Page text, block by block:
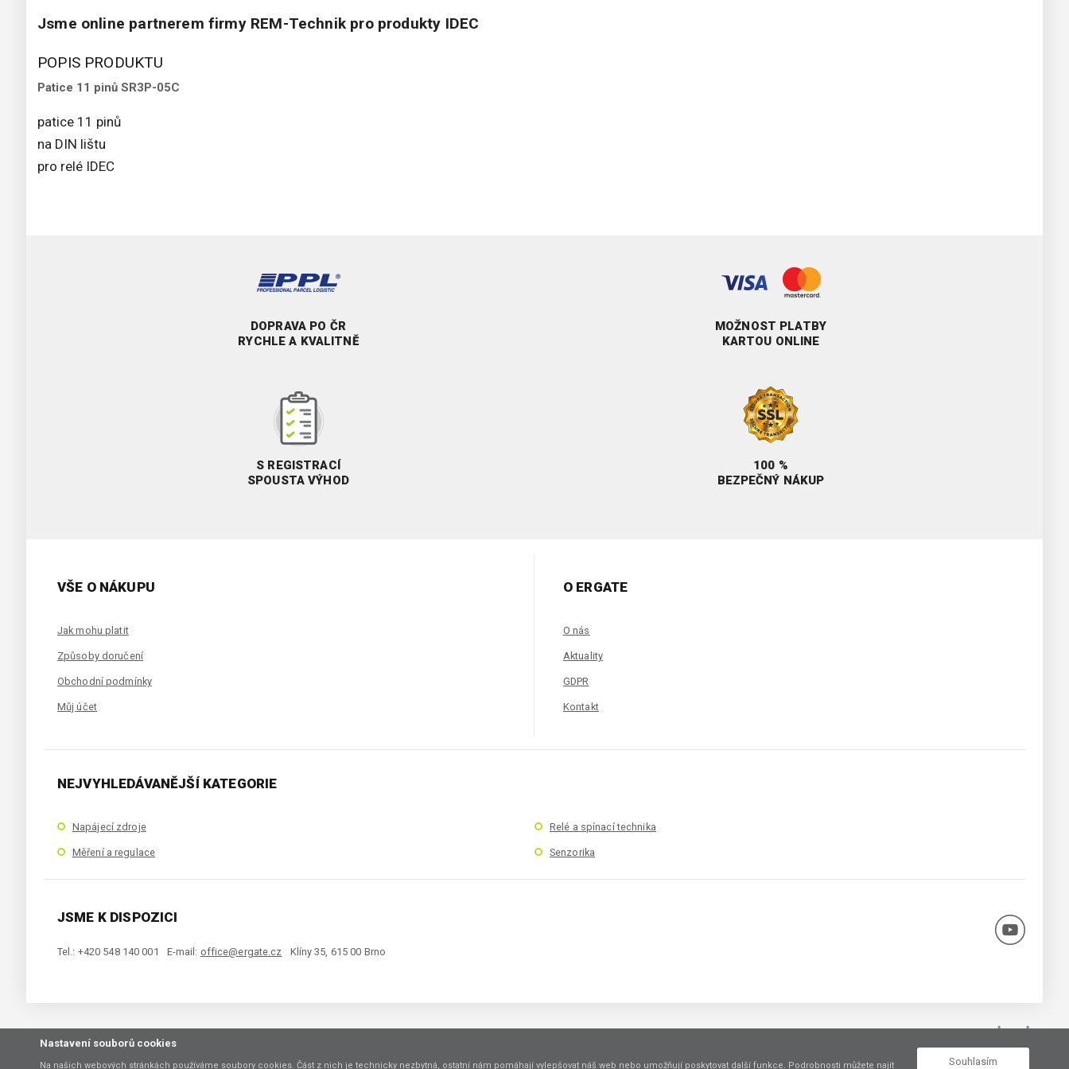
Jsme online partnerem firmy REM-Technik pro produkty IDEC
POPIS PRODUKTU
Patice 11 pinů SR3P-05C
patice 11 pinů
na DIN lištu
pro relé IDEC
DOPRAVA PO ČR
RYCHLE A KVALITNĚ
MOŽNOST PLATBY
KARTOU ONLINE
S REGISTRACÍ
SPOUSTA VÝHOD
100 %
BEZPEČNÝ NÁKUP
VŠE O NÁKUPU
Jak mohu platit
Způsoby doručení
Obchodní podmínky
Můj účet
O ERGATE
O nás
Aktuality
GDPR
Kontakt
NEJVYHLEDÁVANĚJŠÍ KATEGORIE
Napájecí zdroje Relé a spínací technika
Měření a regulace Senzorika
JSME K DISPOZICI
Tel.: +420 548 140 001 E-mail: office@ergate.cz Klíny 35, 615 00 Brno
Copyright © 2021 ERGATE Automation s.r.o., Klíny 35, 61500 Brno
Nastavení souborů cookies
Na našich webových stránkách používáme soubory cookies. Část z nich je technicky nezbytná, ostatní nám pomáhají vylepšovat náš web nebo umožňují poskytovat další funkce. Podrobnosti můžete najít Souhlasím